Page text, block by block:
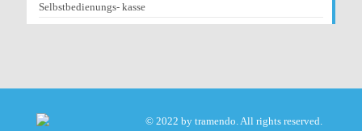
Selbstbedienungs- kasse
© 2022 by tramendo. All rights reserved.